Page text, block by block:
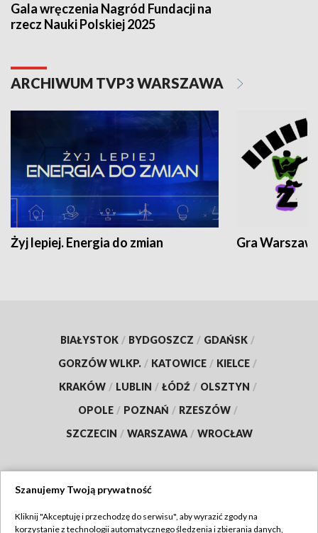
Gala wręczenia Nagród Fundacji na
rzecz Nauki Polskiej 2025
ARCHIWUM TVP3 WARSZAWA
Żyj lepiej. Energia do zmian Gra
BIAŁYSTOK / BYDGOSZCZ / GDAŃSK /
GORZÓW WLKP. / KATOWICE / KIELCE /
KRAKÓW / LUBLIN / ŁÓDŹ / OLSZTYN /
OPOLE / POZNAŃ / RZESZÓW /
SZCZECIN / WARSZAWA / WROCŁAW
Szanujemy Twoją prywatność
Kliknij "Akceptuję i przechodzę do serwisu", aby wyrazić zgody na
korzystanie z technologii automatycznego śledzenia i zbierania danych,